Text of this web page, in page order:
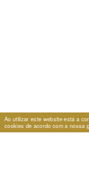
Ao utilizar este website está a
cookies de acordo com a nossa